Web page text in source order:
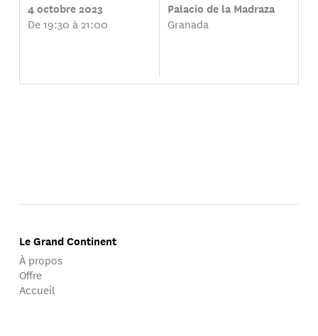
4 octobre 2023
De 19:30 à 21:00
Palacio de la Madraza
Granada
Le Grand Continent
À propos
Offre
Accueil